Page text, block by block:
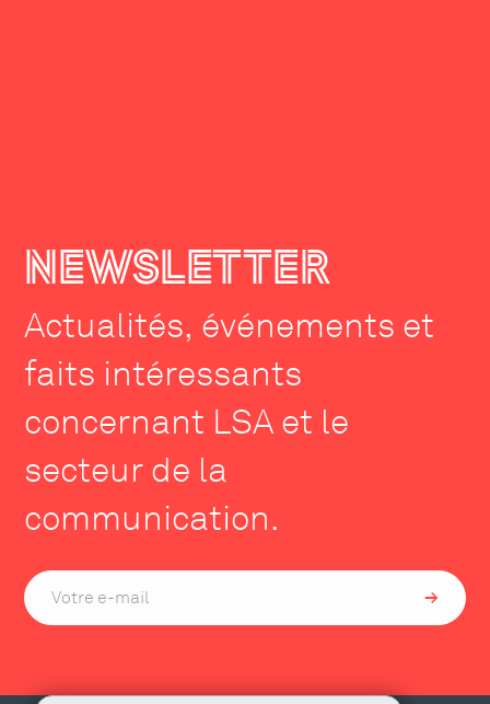
NEWSLETTER
Actualités, événements et
faits intéressants
concernant LSA et le
secteur de la
communication.